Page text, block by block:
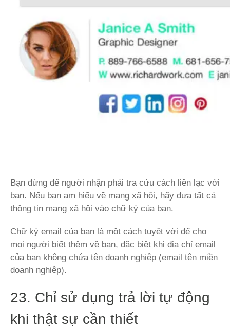
Bạn đừng để người nhận phải tra cứu cách liên lạc với
bạn. Nếu bạn am hiểu về mạng xã hội, hãy đưa tất cả
thông tin mạng xã hội vào chữ ký của bạn.
Chữ ký email của bạn là một cách tuyệt vời để cho
mọi người biết thêm về bạn, đặc biệt khi địa chỉ email
của bạn không chứa tên doanh nghiệp (email tên miền
doanh nghiệp).
23. Chỉ sử dụng trả lời tự động
khi thật sự cần thiết